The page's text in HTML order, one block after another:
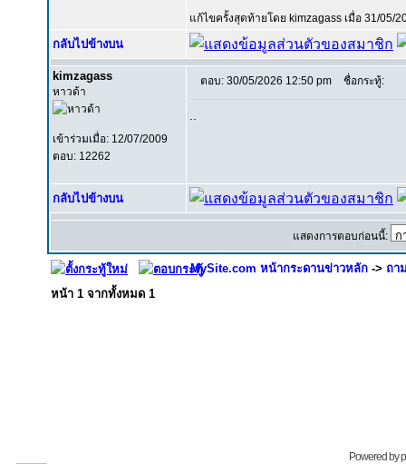
แก้ไขครั้งสุดท้ายโดย kimzagass เมื่อ 31/05/
กลับไปข้างบน
kimzagass
หาวด้า
เข้าร่วมเมื่อ: 12/07/2009
ตอบ: 12262
ตอบ: 30/05/2026 12:50 pm ชื่อกระทู้:
กลับไปข้างบน
แสดงการตอบก่อนนี้:
MySite.com หน้ากระดานข่าวหลัก -> ถา
หน้า 1 จากทั้งหมด 1
Powered by